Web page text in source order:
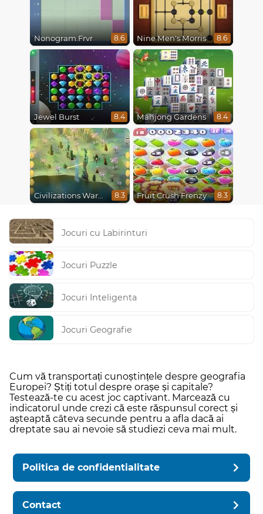
Nonogram.Frvr 8.6 Nine Men's Morris 8.6
Jewel Burst 8.4 Mahjong Gardens 8.4
Civilizations Wars Master Edition 8.3 Fruit Crush Frenzy 8.3
Jocuri cu Labirinturi
Jocuri Puzzle
Jocuri Inteligenta
Jocuri Geografie
Cum vă transportați cunoștințele despre geografia
Europei? Știți totul despre orașe și capitale?
Testează-te cu acest joc captivant. Marcează cu
indicatorul unde crezi că este răspunsul corect și
așteaptă câteva secunde pentru a afla dacă ai
dreptate sau ai nevoie să studiezi ceva mai mult.
Politica de confidentialitate
Contact